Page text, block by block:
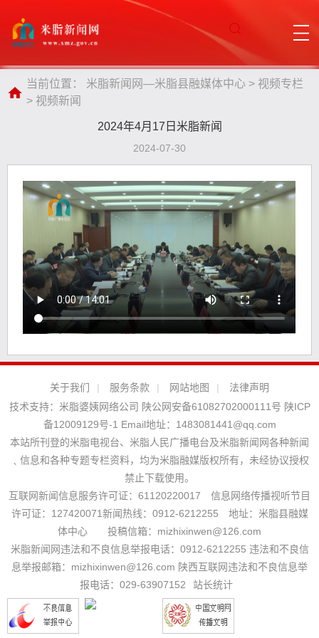
当前位置： 米脂新闻网—米脂县融媒体中心 > 视频专栏
> 视频新闻
2024年4月17日米脂新闻
2024-07-30
关于我们 | 服务条款 | 网站地图 |
法律声明
技术支持： 米脂婆姨网络公司 陕公网安备61082702000111号 陕ICP
备12009129号-1 Email地址： 1483081441@qq.com
本站所刊登的米脂电视台、米脂人民广播电台及米脂新闻网各种新闻
﹑信息和各种专题专栏资料，均为米脂融媒版权所有，未经协议授权
禁止下载使用。
互联网新闻信息服务许可证：61120220017 信息网络传播视听节目
许可证：127420071新闻热线：0912-6212255 地址：米脂县融媒
体中心 投稿信箱：mizhixinwen@126.com
米脂新闻网违法和不良信息举报电话：0912-6212255 违法和不良信
息举报邮箱：mizhixinwen@126.com 陕西互联网违法和不良信息举
报电话：029-63907152
站长统计